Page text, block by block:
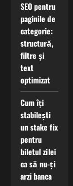
SEO pentru
paginile de
categorie:
structură,
filtre și
text
optimizat
Cum îți
stabilești
un stake fix
pentru
biletul zilei
ca să nu-ți
arzi banca